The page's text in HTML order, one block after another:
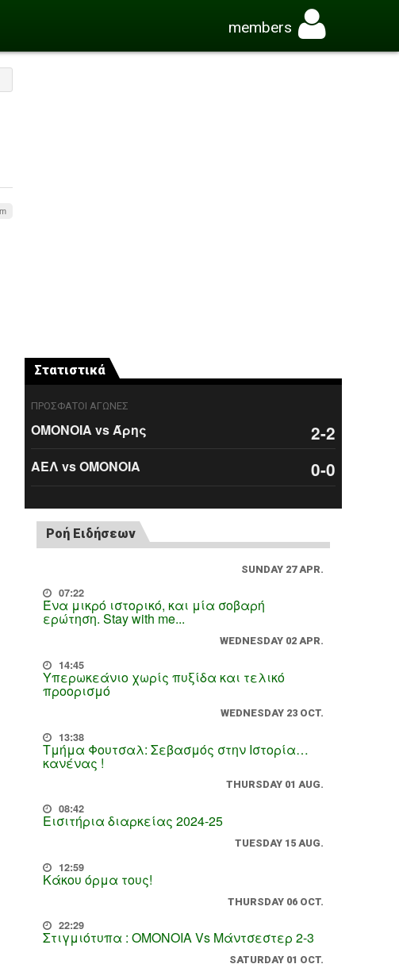
members
Στατιστικά
ΠΡΟΣΦΑΤΟΙ ΑΓΩΝΕΣ
ΟΜΟΝΟΙΑ vs Άρης 2-2
ΑΕΛ vs ΟΜΟΝΟΙΑ 0-0
Ροή Ειδήσεων
SUNDAY 27 APR.
07:22
Ένα μικρό ιστορικό, και μία σοβαρή
ερώτηση. Stay with me...
WEDNESDAY 02 APR.
14:45
Υπερωκεάνιο χωρίς πυξίδα και τελικό
προορισμό
WEDNESDAY 23 OCT.
13:38
Τμήμα Φουτσαλ: Σεβασμός στην Ιστορία…
κανένας !
THURSDAY 01 AUG.
08:42
Εισιτήρια διαρκείας 2024-25
TUESDAY 15 AUG.
12:59
Κάκου όρμα τους!
THURSDAY 06 OCT.
22:29
Στιγμιότυπα : ΟΜΟΝΟΙΑ Vs Μάντσεστερ 2-3
SATURDAY 01 OCT.